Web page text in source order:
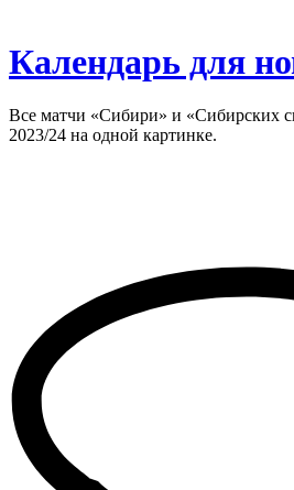
Календарь для
Все матчи «Сибири» и «Сибирских
2023/24 на одной картинке.